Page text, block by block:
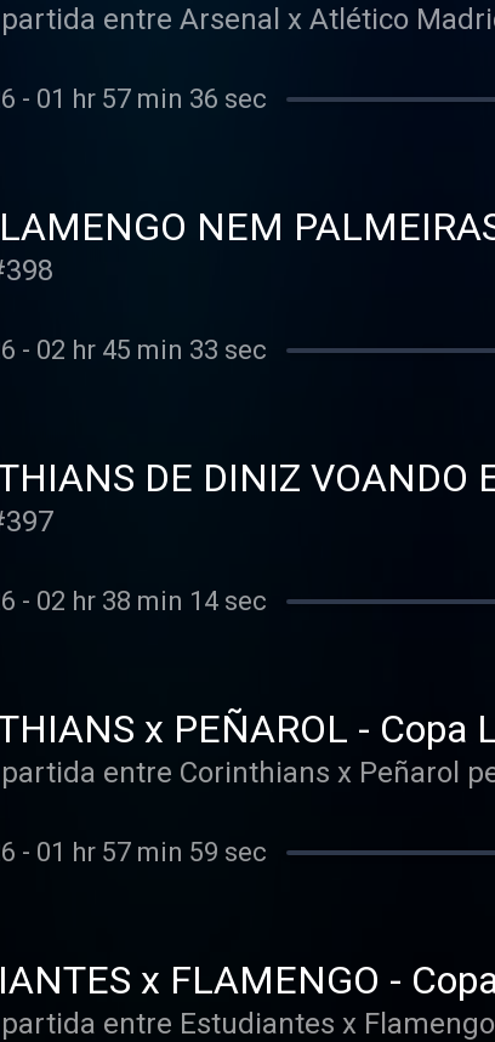
entre Arsenal x Atlético
- 01 hr 57 min 36 sec
NEM
- VARzea
- 02 hr 45 min 33 sec
DE DINIZ VOANDO
DE NOVO - VARzea
- 02 hr 38 min 14 sec
x PEÑAROL - Copa
entre Corinthians x Peñarol
- 01 hr 57 min 59 sec
x FLAMENGO -
entre Estudiantes x